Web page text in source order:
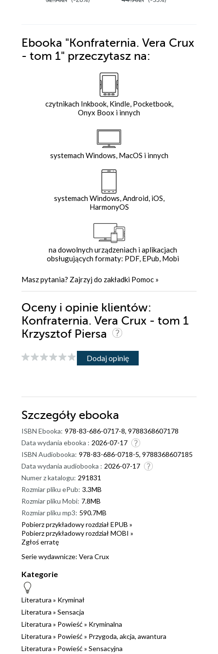
Ebooka "Konfraternia. Vera Crux
- tom 1" przeczytasz na:
czytnikach Inkbook, Kindle, Pocketbook,
Onyx Boox i innych
systemach Windows, MacOS i innych
systemach Windows, Android, iOS,
HarmonyOS
na dowolnych urządzeniach i aplikacjach
obsługujących formaty: PDF, EPub, Mobi
Masz pytania? Zajrzyj do zakładki Pomoc »
Oceny i opinie klientów:
Konfraternia. Vera Crux - tom 1
Krzysztof Piersa
Dodaj opinię
Szczegóły ebooka
ISBN Ebooka: 978-83-686-0717-8, 9788368607178
Data wydania ebooka : 2026-07-17
ISBN Audiobooka: 978-83-686-0718-5, 9788368607185
Data wydania audiobooka : 2026-07-17
Numer z katalogu: 291831
Rozmiar pliku ePub: 3.3MB
Rozmiar pliku Mobi: 7.8MB
Rozmiar pliku mp3: 590.7MB
Pobierz przykładowy rozdział EPUB »
Pobierz przykładowy rozdział MOBI »
Zgłoś erratę
Serie wydawnicze: Vera Crux
Kategorie
Literatura » Kryminał
Literatura » Sensacja
Literatura » Powieść » Kryminalna
Literatura » Powieść » Przygoda, akcja, awantura
Literatura » Powieść » Sensacyjna